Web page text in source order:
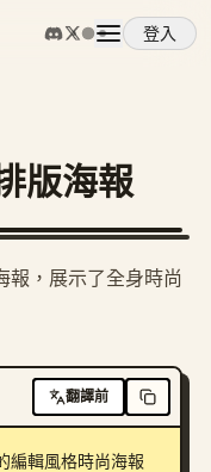
登入
版海報
報，展示了全身時尚
翻譯前
編輯風格時尚海報